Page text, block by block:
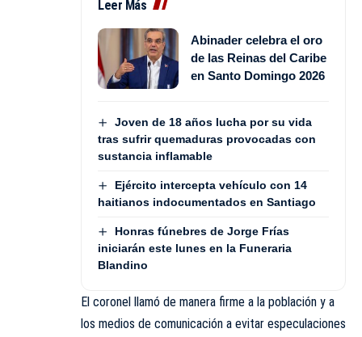
Leer Más
Abinader celebra el oro
de las Reinas del Caribe
en Santo Domingo 2026
Joven de 18 años lucha por su vida
tras sufrir quemaduras provocadas con
sustancia inflamable
Ejército intercepta vehículo con 14
haitianos indocumentados en Santiago
Honras fúnebres de Jorge Frías
iniciarán este lunes en la Funeraria
Blandino
El coronel llamó de manera firme a la población y a
los medios de comunicación a evitar especulaciones